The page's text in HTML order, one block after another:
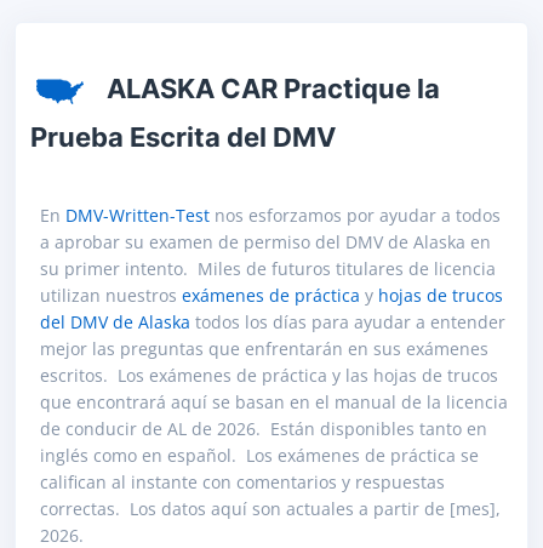
ALASKA CAR Practique la
Prueba Escrita del DMV
En DMV-Written-Test nos esforzamos por ayudar a todos
a aprobar su examen de permiso del DMV de Alaska en
su primer intento. Miles de futuros titulares de licencia
utilizan nuestros exámenes de práctica y hojas de trucos
del DMV de Alaska todos los días para ayudar a entender
mejor las preguntas que enfrentarán en sus exámenes
escritos. Los exámenes de práctica y las hojas de trucos
que encontrará aquí se basan en el manual de la licencia
de conducir de AL de 2026. Están disponibles tanto en
inglés como en español. Los exámenes de práctica se
califican al instante con comentarios y respuestas
correctas. Los datos aquí son actuales a partir de [mes],
2026.